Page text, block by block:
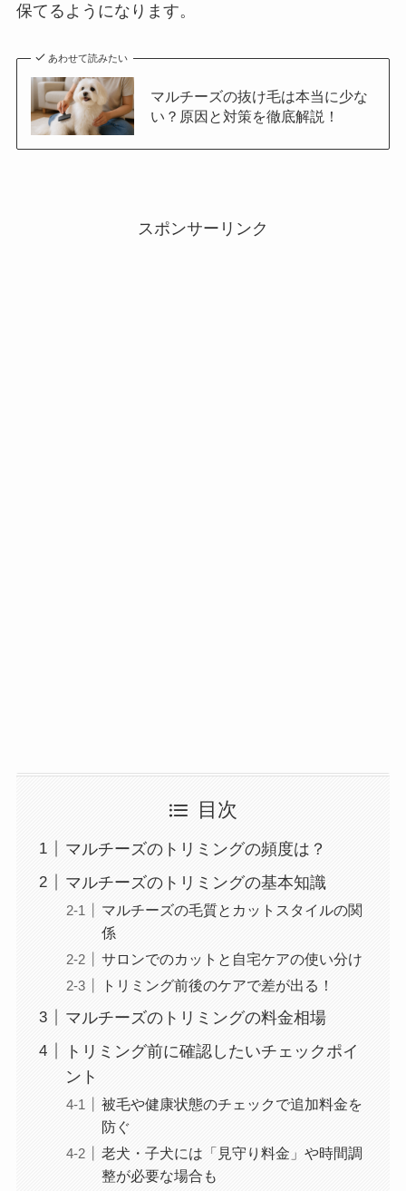
保てるようになります。
あわせて読みたい
マルチーズの抜け毛は本当に少な
い？原因と対策を徹底解説！
スポンサーリンク
目次
マルチーズのトリミングの頻度は？
マルチーズのトリミングの基本知識
マルチーズの毛質とカットスタイルの関
係
サロンでのカットと自宅ケアの使い分け
トリミング前後のケアで差が出る！
マルチーズのトリミングの料金相場
トリミング前に確認したいチェックポイ
ント
被毛や健康状態のチェックで追加料金を
防ぐ
老犬・子犬には「見守り料金」や時間調
整が必要な場合も